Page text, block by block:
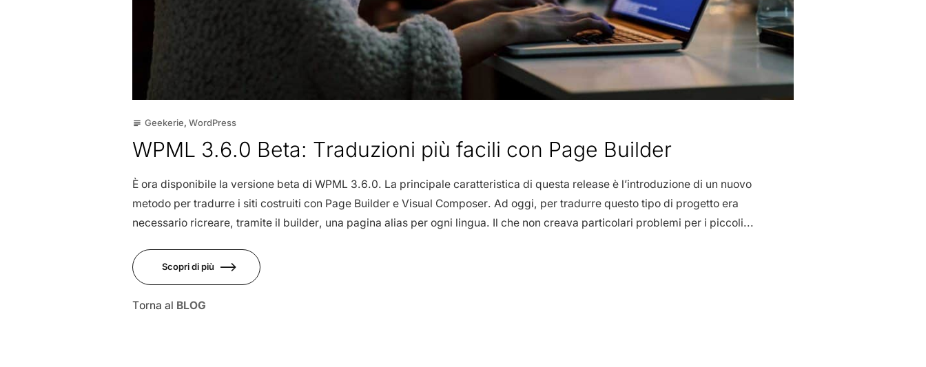
subject Geekerie, WordPress
WPML 3.6.0 Beta: Traduzioni più facili con Page Builder
È ora disponibile la versione beta di WPML 3.6.0. La principale caratteristica di questa release è l’introduzione di un nuovo
metodo per tradurre i siti costruiti con Page Builder e Visual Composer. Ad oggi, per tradurre questo tipo di progetto era
necessario ricreare, tramite il builder, una pagina alias per ogni lingua. Il che non creava particolari problemi per i piccoli...
Scopri di più
Torna al BLOG